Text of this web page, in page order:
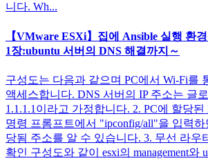
니다. Wh...
【VMware ESXi】집에 Ansible 실행 환
1장:ubuntu 서버의 DNS 해결까지～
구성도는 다음과 같으며 PC에서 Wi-Fi를
액세스합니다. DNS 서버의 IP 주소는 글
1.1.1.1이라고 가정합니다. 2. PC에 할당된
명령 프롬프트에서 "ipconfig/all"을 입력
당됨 주소를 알 수 있습니다. 3. 무선 라우
확인 구성도와 같이 esxi의 management와